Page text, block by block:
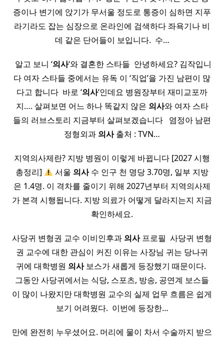
증이나 변기에 앉기가 무서울 정도로 통증이 심하면 지푸
라기라도 잡는 심장으로 온라인에 검색하다 좌욕기나 비
데 같은 단어들이 보입니다. ​ 수…
​ 알고 보니 ‘의사‘와 결혼한 스타들 ​ 안녕하세요? 김작입니
다 여자 스타들 중에서는 유독 이 ‘직업’을 가진 남편이 많
다고 합니다 ​ 바로 ‘의사‘인데요 병원장부터 재미교포까
지…. 살펴보면 어느 하나 똑같지 않은 의사와 여자 스타
들의 러브스토리 지금부터 살펴보겠습니다​ ​ ​ 염정아 남편
정형외과 의사출처 : TVN…
지역의사제란? 지방 병원이 이렇게 바뀝니다 [2027 시행
총정리]
서울 의사수 인구 천 명당 3.70명, 일부 지방
은 1.4명. 이 격차를 줄이기 위해 2027년부터 지역의사제
가 본격 시행됩니다. 지방 의료가 어떻게 달라지는지 지금
확인하세요.
사당귀 변형권 교수 이비인후과 의사프로필 ​ 사당귀 변형
권 교수에 대한 관심이 커진 이유는 사장님 귀는 당나귀
귀에 대학병원 의사보스가 새롭게 등장했기 때문이다. ​
그동안 사당귀에서는 식당, 스포츠, 방송, 공연계 보스들
이 많이 나왔지만 대학병원 교수의 실제 업무 흐름은 쉽게
보기 어려웠다. ​ 이번에 등장한…
만에 완전히 누우셨어요. 머리에 물이 차서 수술까지 받으